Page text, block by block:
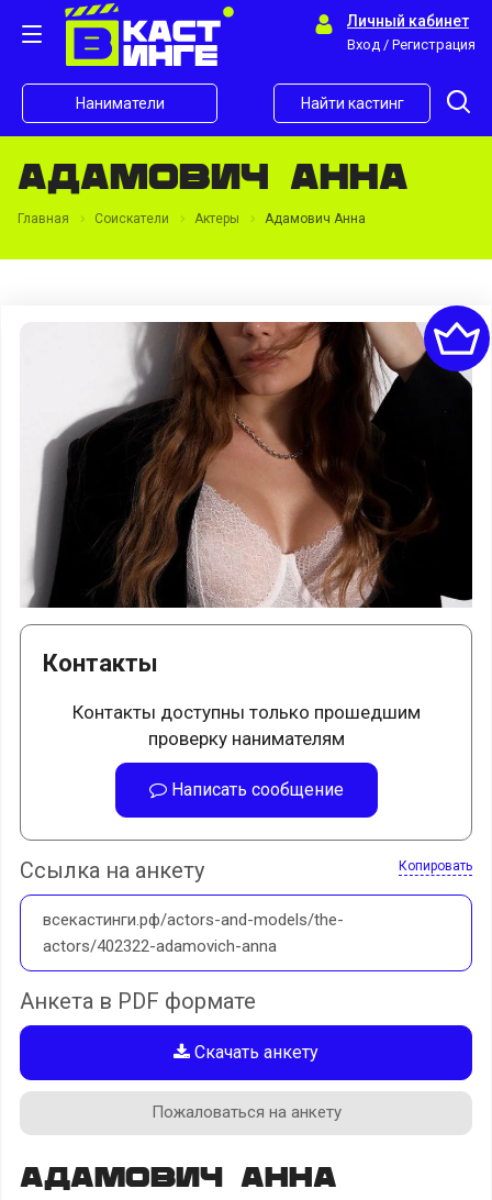
Личный кабинет
Вход / Регистрация
Наниматели Найти кастинг
Адамович Анна
Главная Соискатели Актеры Адамович Анна
Контакты
Контакты доступны только прошедшим
проверку нанимателям
Написать сообщение
Ссылка на анкету Копировать
всекастинги.рф/actors-and-models/the-
actors/402322-adamovich-anna
Анкета в PDF формате
Скачать анкету
Пожаловаться на анкету
Адамович Анна